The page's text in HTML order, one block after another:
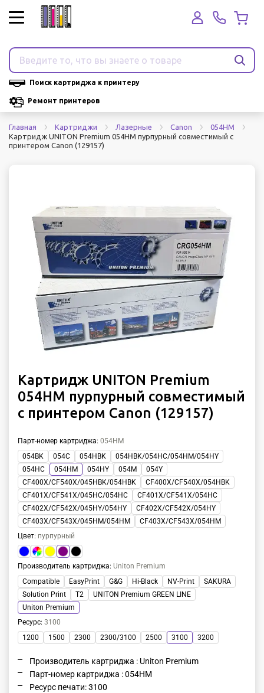
Поиск картриджа к принтеру
Ремонт принтеров
Главная Картриджи Лазерные Canon
054HM
Картридж UNITON Premium 054HM пурпурный совместимый с
принтером Canon (129157)
Картридж UNITON Premium
054HM пурпурный совместимый
с принтером Canon (129157)
Парт-номер картриджа: 054HM
054BK
054C 054HBK
054HBK/054HC/054HM/054HY
054HC
054HM 054HY 054M
054Y
CF400X/CF540X/045HBK/054HBK
CF400X/CF540X/054HBK
CF401X/CF541X/045HC/054HC
CF401X/CF541X/054HC
CF402X/CF542X/045HY/054HY
CF402X/CF542X/054HY
CF403X/CF543X/045HM/054HM
CF403X/CF543X/054HM
Цвет: пурпурный
Производитель картриджа: Uniton Premium
Compatible
EasyPrint G&G Hi-Black NV-Print
SAKURA
Solution Print
T2
UNITON Premium GREEN LINE
Uniton Premium
Ресурс: 3100
1200
1500 2300 2300/3100 2500 3100 3200
Производитель картриджа : Uniton Premium
Парт-номер картриджа : 054HM
Ресурс печати: 3100